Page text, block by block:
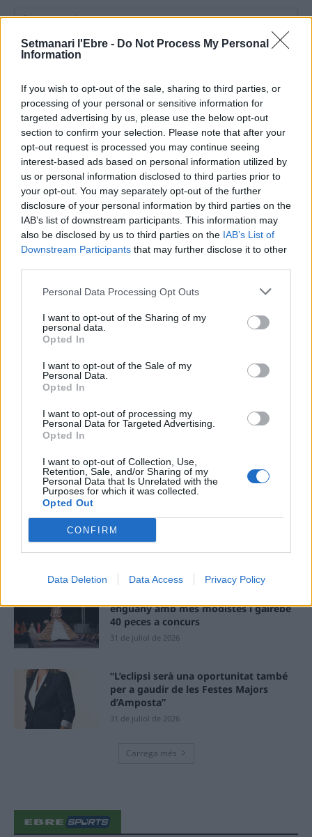
Setmanari l'Ebre - Do Not Process My Personal
Information
If you wish to opt-out of the sale, sharing to third parties, or
processing of your personal or sensitive information for
targeted advertising by us, please use the below opt-out
section to confirm your selection. Please note that after your
opt-out request is processed you may continue seeing
interest-based ads based on personal information utilized by
us or personal information disclosed to third parties prior to
your opt-out. You may separately opt-out of the further
disclosure of your personal information by third parties on the
IAB’s list of downstream participants. This information may
also be disclosed by us to third parties on the IAB’s List of
Downstream Participants that may further disclose it to other
Personal Data Processing Opt Outs
I want to opt-out of the Sharing of my
personal data.
Opted In
I want to opt-out of the Sale of my
Personal Data.
Opted In
I want to opt-out of processing my
Personal Data for Targeted Advertising.
Opted In
I want to opt-out of Collection, Use,
Retention, Sale, and/or Sharing of my
Personal Data that Is Unrelated with the
Purposes for which it was collected.
Opted Out
CONFIRM
Data Deletion Data Access Privacy Policy
Comentari:
ÚLTIMES NOTÍCIES
L’Ajuntament de Tortosa amplia el
temperatures
7 d'agost de 2026
i culmina un projecte estratègic que
vincula patrimoni, turisme i
gastronomia
enguany amb més modistes i gairebé
40 peces a concurs
31 de juliol de 2026
“L’eclipsi serà una oportunitat també
per a gaudir de les Festes Majors
d’Amposta”
31 de juliol de 2026
Carrega més